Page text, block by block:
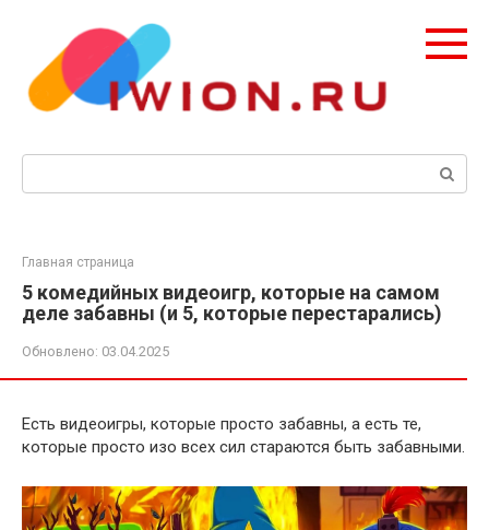
контенту
Главная страница
5 комедийных видеоигр, которые на самом
деле забавны (и 5, которые перестарались)
Обновлено: 03.04.2025
Есть видеоигры, которые просто забавны, а есть те,
которые просто изо всех сил стараются быть забавными.